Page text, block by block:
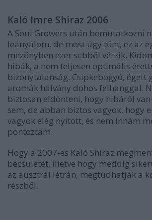
Kaló Imre Shiraz 2006
A Soul Growers után bemutatkozni
leányálom, de most úgy tűnt, ez az
mezőnyben ezer sebből vérzik.
hibák, a nem teljesen optimális
bizonytalanság. Csipkebogyó, égett
aromák halvány dohos felhanggal.
biztosan eldönteni, hogy hibáról
sem, de abban biztos vagyok, hogy
vagyok elég nyitott, és nem innám
pontoztam.
Hogy a 2007-es Kaló Shiraz
becsületét, illetve hogy meddig
az ausztrál létrán, megtudhatják a
részből.